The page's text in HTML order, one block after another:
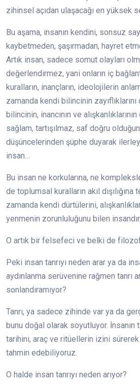
zihinsel açıdan ulaşacağı en yüksek
Bu aşama, insanın kendini, sonsuz
kaybetmeden, şaşırmadan, hayret
Artık insan, sadece somut olayları
değerlendirmez, yani onların iç
kuralların, inançların, ideolojilerin
zamanda kendi bilincinin
bilincinin, inancının ve
sağlam, tartışılmaz, saf doğru
düşüncelerinden şüphe duyarak
insan…
Bu insan ne korkularına, ne
de toplumsal kuralların akıl dışılığına
zamanda kendi dürtülerini,
yenmenin zorunluluğunu bilen insandır.
O artık bir felsefeci ve belki de
Peki insan tanrıyı neden arar ya da
aydınlanma serüvenine rağmen tanrı
sonlandıramıyor?
Tanrı, ya sadece zihinde var ya da
bunu doğal olarak soyutluyor. İnsanın
tarihini, araç ve ritüellerin izini sürerek
tahmin edebiliyoruz.
O halde insan tanrıyı neden arıyor?